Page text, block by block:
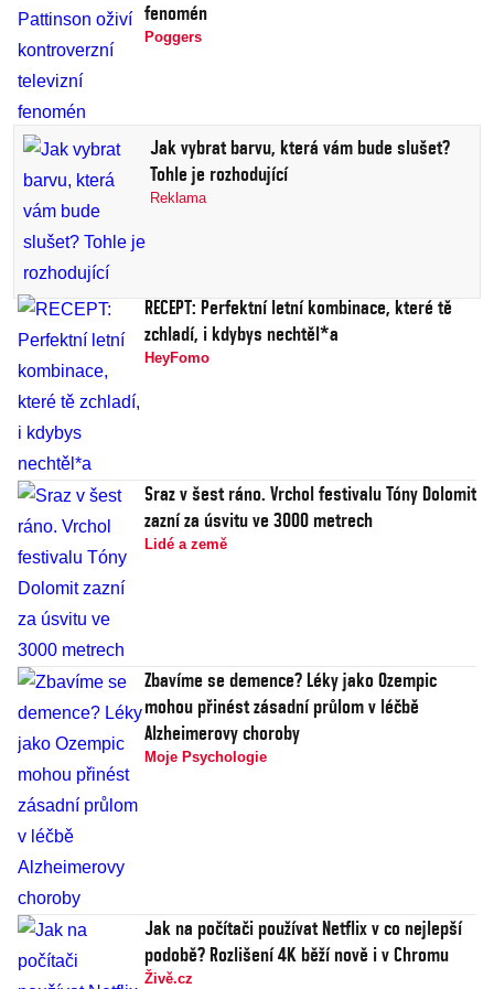
fenomén
Poggers
Jak vybrat barvu, která vám bude slušet?
Tohle je rozhodující
Reklama
RECEPT: Perfektní letní kombinace, které tě
zchladí, i kdybys nechtěl*a
HeyFomo
Sraz v šest ráno. Vrchol festivalu Tóny Dolomit
zazní za úsvitu ve 3000 metrech
Lidé a země
Zbavíme se demence? Léky jako Ozempic
mohou přinést zásadní průlom v léčbě
Alzheimerovy choroby
Moje Psychologie
Jak na počítači používat Netflix v co nejlepší
podobě? Rozlišení 4K běží nově i v Chromu
Živě.cz